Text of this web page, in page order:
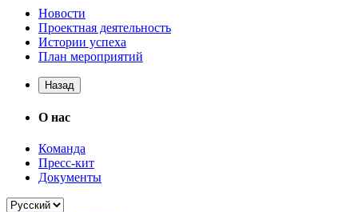
Новости
Проектная деятельность
Истории успеха
План мероприятий
Назад
О нас
Команда
Пресс-кит
Документы